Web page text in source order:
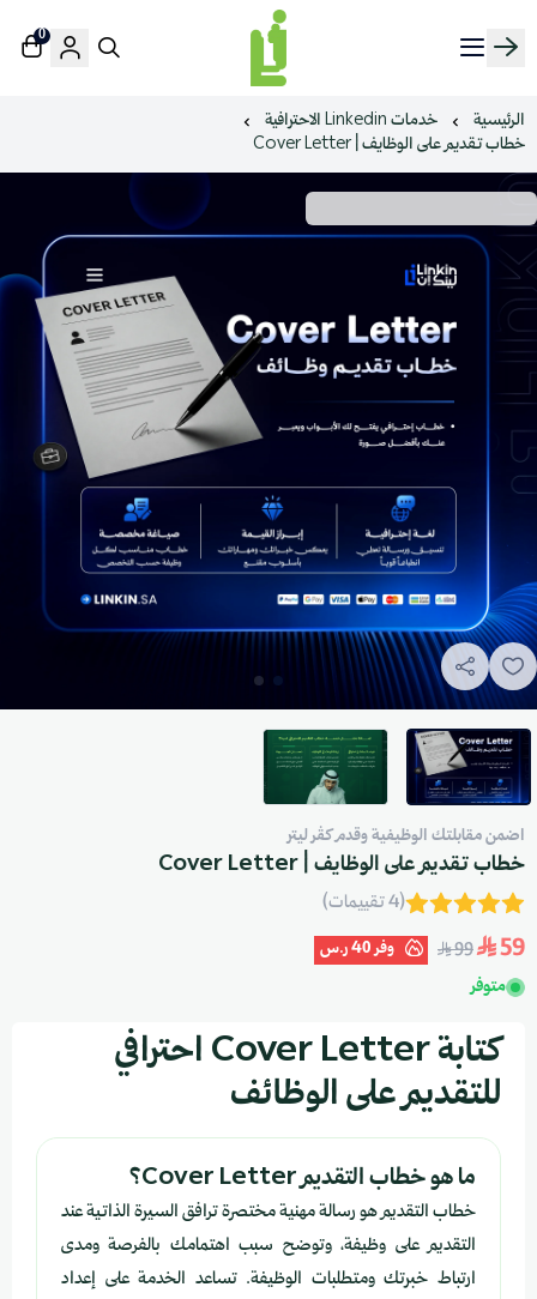
منصة لينك إن | Linkin.sa
0
الرئيسية
خدمات Linkedin الاحترافية
خطاب تقديم على الوظايف | Cover Letter
اضمن مقابلتك الوظيفية وقدم كڤر ليتر
خطاب تقديم على الوظايف | Cover Letter
(4 تقييمات)
59
99 وفر40 ر.س
متوفر
كتابة Cover Letter احترافي
للتقديم على الوظائف
ما هو خطاب التقديم Cover Letter؟
خطاب التقديم هو رسالة مهنية مختصرة ترافق السيرة الذاتية عند
التقديم على وظيفة، وتوضح سبب اهتمامك بالفرصة ومدى
ارتباط خبرتك ومتطلبات الوظيفة. تساعد الخدمة على إعداد